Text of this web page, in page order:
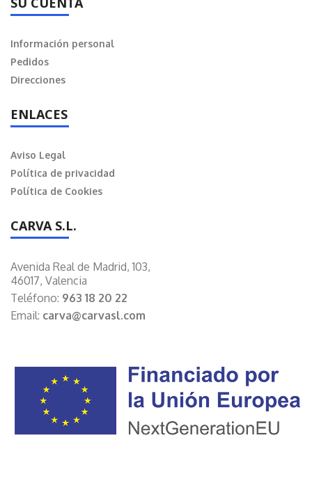
Información personal
Pedidos
Direcciones
ENLACES
Aviso Legal
Política de privacidad
Política de Cookies
CARVA S.L.
Avenida Real de Madrid, 103,
46017, Valencia
Teléfono: 963 18 20 22
Email: carva@carvasl.com